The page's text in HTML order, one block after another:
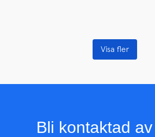
Visa fler
Bli kontaktad